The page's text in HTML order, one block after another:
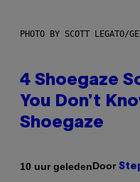
PHOTO BY SCOTT LEGATO/
4 Shoegaze
You Don’t
Shoegaze
10 uur geledenDoor